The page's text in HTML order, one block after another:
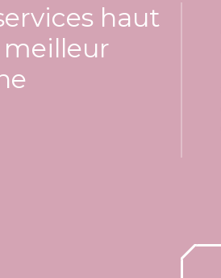
haut